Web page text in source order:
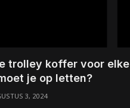
trolley koffer voor elke
je op letten?
3, 2024